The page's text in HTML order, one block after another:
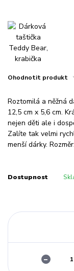
Ohodnotit produkt
Roztomilá a něžná
12,5 cm x 5,6 cm.
nejen děti ale i
Zalíte tak velmi
menší dárky.
Dostupnost